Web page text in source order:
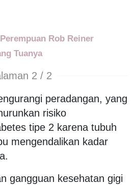
Rob Reiner
Tuanya
2 / 2
peradangan, yang
risiko
tipe 2 karena tubuh
mengendalikan kadar
gangguan kesehatan gigi